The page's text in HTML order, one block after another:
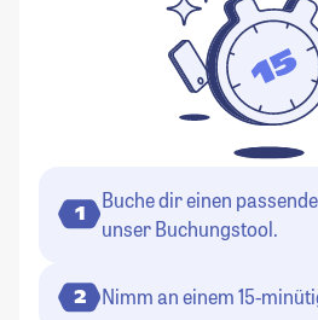
1
Buche dir einen
unser Buchungstool.
2 Nimm an einem 15-